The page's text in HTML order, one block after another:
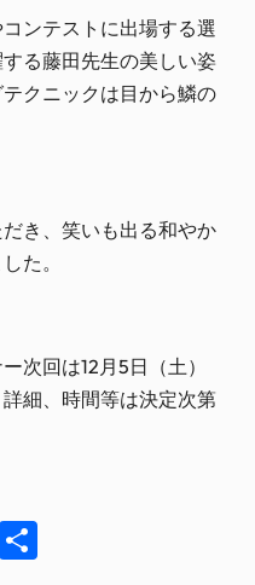
ンテストに出場する選
る藤田先生の美しい姿
クニックは目から鱗の
き、笑いも出る和やか
た。
次回は12月5日（土）
細、時間等は決定次第
Copy